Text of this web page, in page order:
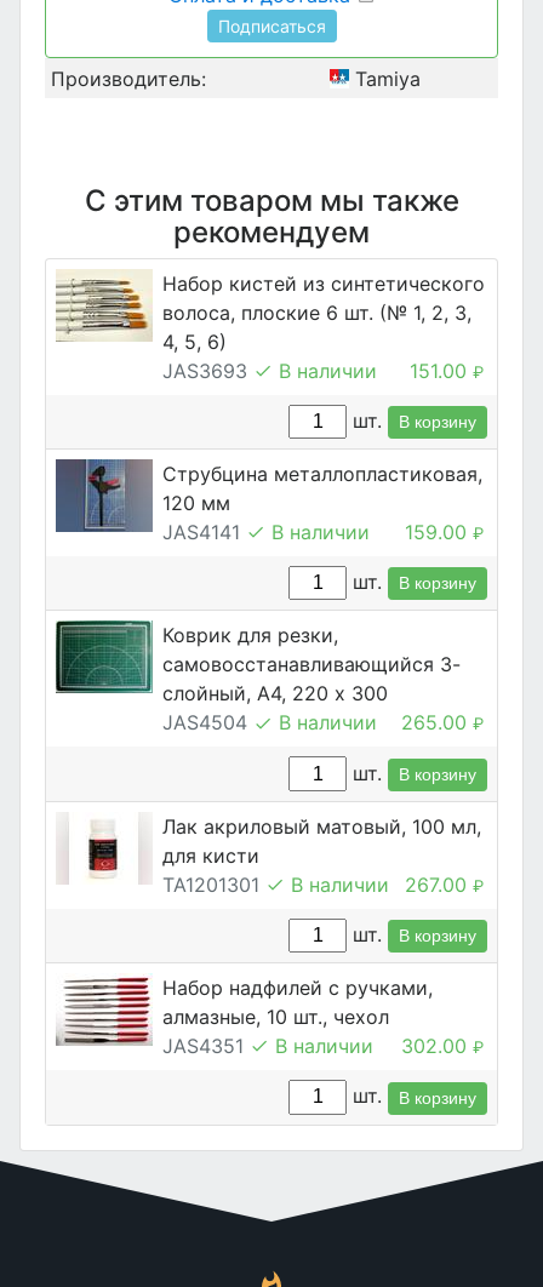
Подписаться
Производитель: Tamiya
С этим товаром мы также
рекомендуем
Набор кистей из синтетического
волоса, плоские 6 шт. (№ 1, 2, 3,
4, 5, 6)
JAS3693
В наличии 151.00 ₽
шт. В корзину
Струбцина металлопластиковая,
120 мм
JAS4141
В наличии 159.00 ₽
шт. В корзину
Коврик для резки,
самовосстанавливающийся 3-
слойный, А4, 220 х 300
JAS4504
В наличии 265.00 ₽
шт. В корзину
Лак акриловый матовый, 100 мл,
для кисти
TA1201301
В наличии 267.00 ₽
шт. В корзину
Набор надфилей с ручками,
алмазные, 10 шт., чехол
JAS4351
В наличии 302.00 ₽
шт. В корзину